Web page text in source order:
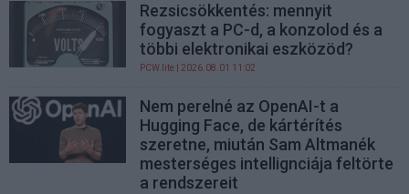
Rezsicsökkentés: mennyit
fogyaszt a PC-d, a konzolod és a
többi elektronikai eszközöd?
PCW.lite | 2026.08.01 11:02
Nem perelné az OpenAI-t a
Hugging Face, de kártérítés
szeretne, miután Sam Altmanék
mesterséges intellignciája feltörte
a rendszereit